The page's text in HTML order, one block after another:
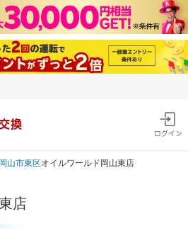
換
ログイン
岡山市東区オイルワールド岡山東店
店